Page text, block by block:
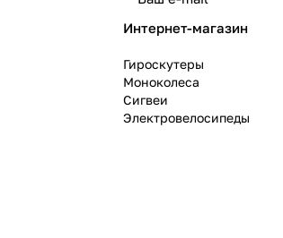
Интернет-магазин
Гироскутеры
Моноколеса
Сигвеи
Электровелосипеды